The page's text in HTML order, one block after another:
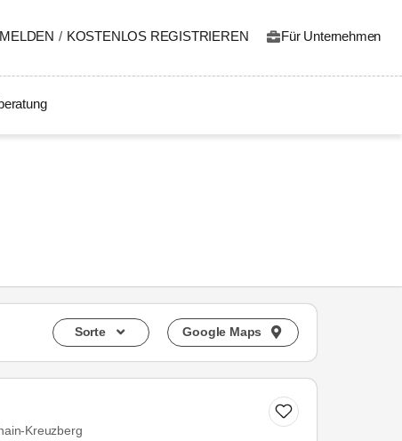
/ KOSTENLOS REGISTRIEREN Für Unternehmen
Sorte Google Maps
Kreuzberg